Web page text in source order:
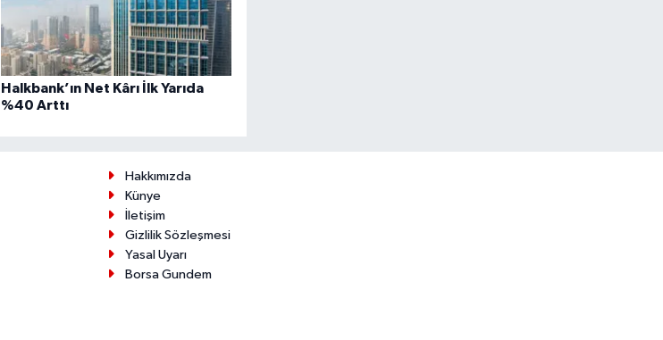
Halkbank’ın Net Kârı İlk Yarıda
%40 Arttı
Hakkımızda
Künye
İletişim
Gizlilik Sözleşmesi
Yasal Uyarı
Borsa Gundem